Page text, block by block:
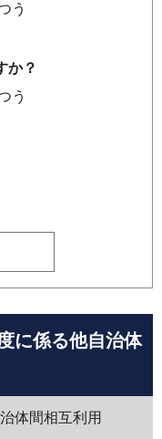
う
か？
う
に係る他自治体
体間相互利用